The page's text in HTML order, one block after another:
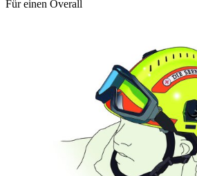
Für einen Overall